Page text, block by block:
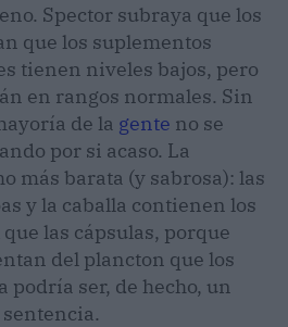
Spector subraya que los
que los suplementos
tienen niveles bajos, pero
en rangos normales. Sin
de la gente no se
por si acaso. La
más barata (y sabrosa): las
y la caballa contienen los
las cápsulas, porque
del plancton que los
podría ser, de hecho, un